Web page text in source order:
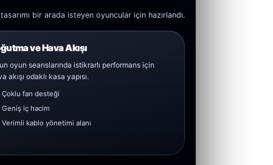
bir arada isteyen oyuncular için hazırlandı.
ve Hava Akışı
oyun seanslarında istikrarlı performans için
akışı odaklı kasa yapısı.
Çoklu fan desteği
Geniş iç hacim
Verimli kablo yönetimi alanı